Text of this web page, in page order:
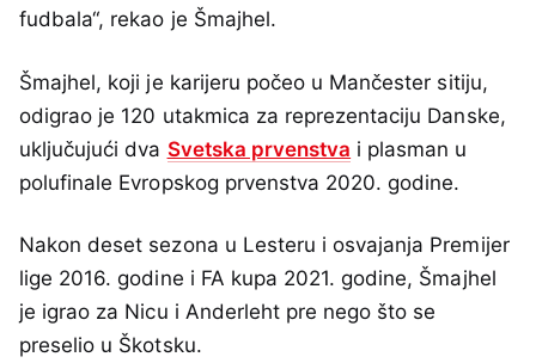
fudbala“, rekao je Šmajhel.
Šmajhel, koji je karijeru počeo u Mančester sitiju,
odigrao je 120 utakmica za reprezentaciju Danske,
uključujući dva Svetska prvenstva i plasman u
polufinale Evropskog prvenstva 2020. godine.
Nakon deset sezona u Lesteru i osvajanja Premijer
lige 2016. godine i FA kupa 2021. godine, Šmajhel
je igrao za Nicu i Anderleht pre nego što se
preselio u Škotsku.